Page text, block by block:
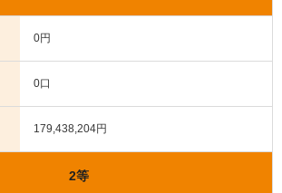
0円
0口
179,438,204円
2等